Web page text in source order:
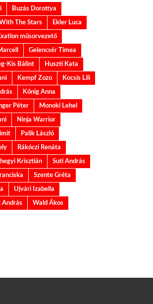
Buzás Dorottya
The Stars
Ekler Luca
műsorvezető
Gelencsér Tímea
Kis Bálint
Huszti Kata
Kempf Zozo
Kocsis Lili
Kőnig Anna
Péter
Monoki Lehel
Ninja Warrior
Palik László
Rákóczi Renáta
Krisztián
Suti András
Szente Gréta
Ujvári Izabella
András Wald Ákos